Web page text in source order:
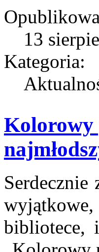
13
Kategoria:
Kolorowy
bibliotece,